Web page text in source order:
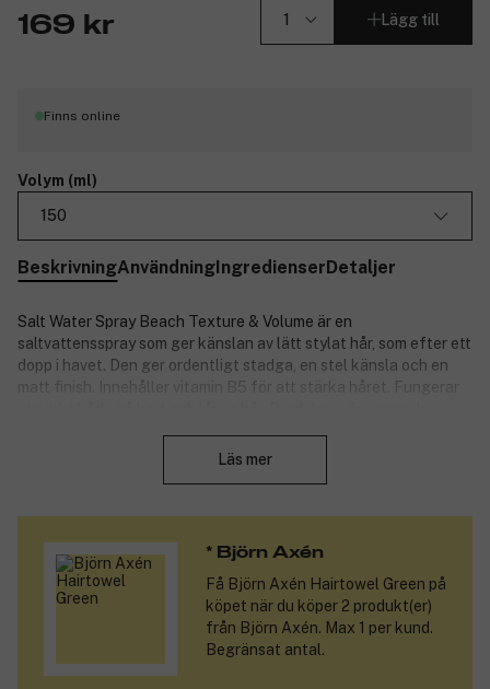
169 kr Lägg till
Finns online
Volym (ml)
150
BeskrivningAnvändningIngredienserDetaljer
Salt Water Spray Beach Texture & Volume är en
saltvattensspray som ger känslan av lätt stylat hår, som efter ett
dopp i havet. Den ger ordentligt stadga, en stel känsla och en
matt finish. Innehåller vitamin B5 för att stärka håret. Fungerar
Läs mer
* Björn Axén
Få Björn Axén Hairtowel Green på
köpet när du köper 2 produkt(er)
från Björn Axén. Max 1 per kund.
Begränsat antal.